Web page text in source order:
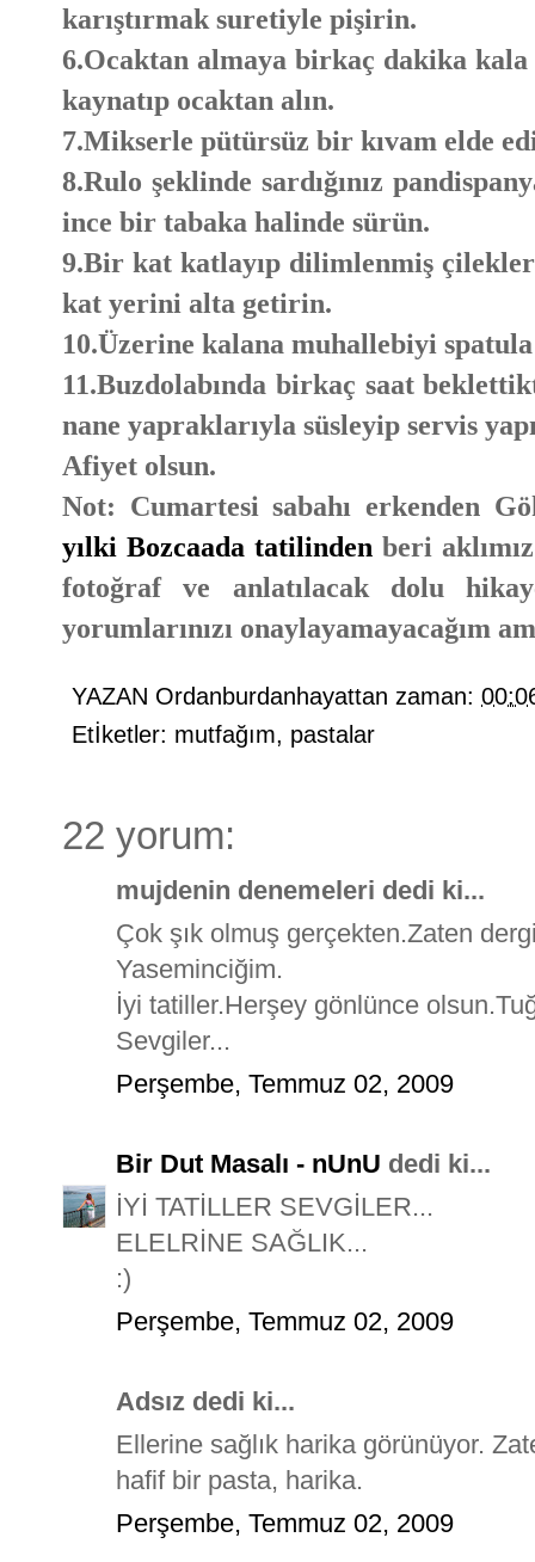
karıştırmak suretiyle pişirin.
6.Ocaktan almaya birkaç dakika
kaynatıp ocaktan alın.
7.Mikserle pütürsüz bir kıvam elde
8.Rulo şeklinde sardığınız
ince bir tabaka halinde sürün.
9.Bir kat katlayıp dilimlenmiş
kat yerini alta getirin.
10.Üzerine kalana muhallebiyi spatula
11.Buzdolabında birkaç saat
nane yapraklarıyla süsleyip servis
Afiyet olsun.
Not: Cumartesi sabahı erkenden
yılki Bozcaada tatilinden beri
fotoğraf ve anlatılacak dolu
yorumlarınızı onaylayamayacağım
YAZAN Ordanburdanhayattan zaman:
Etİketler: mutfağım, pastalar
22 yorum:
mujdenin denemeleri dedi ki...
Çok şık olmuş gerçekten.Zaten
Yaseminciğim.
İyi tatiller.Herşey gönlünce
Sevgiler...
Perşembe, Temmuz 02, 2009
Bir Dut Masalı - nUnU dedi ki...
İYİ TATİLLER SEVGİLER...
ELELRİNE SAĞLIK...
:)
Perşembe, Temmuz 02, 2009
Adsız dedi ki...
Ellerine sağlık harika görünüyor.
hafif bir pasta, harika.
Perşembe, Temmuz 02, 2009